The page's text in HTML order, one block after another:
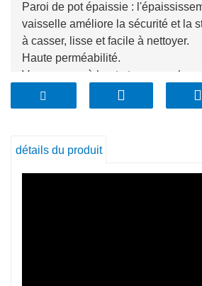
Paroi de pot épaissie :
vaisselle améliore la sécurité et la
à casser, lisse et facile à nettoyer.
Haute perméabilité.
Verre propre à haute teneur en
mangeur est heureux, le spectateur
Conception à double oreille: facile
Texture lisse
Facile à nettoyer sans résidu
détails du produit